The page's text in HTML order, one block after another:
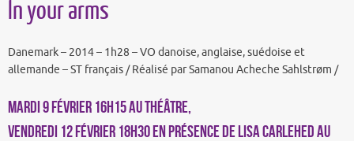
In your arms
Danemark – 2014 – 1h28 – VO danoise, anglaise, suédoise et
allemande – ST français / Réalisé par Samanou Acheche Sahlstrøm /
MARDI 9 FÉVRIER 16h15 au Théâtre,
VENDREDI 12 FÉVRIER 18h30 en présence de Lisa Carlehed au